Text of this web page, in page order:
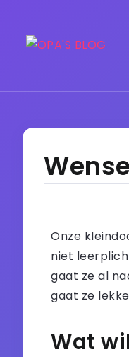
Onze
niet
gaat ze al
gaat ze
Wat